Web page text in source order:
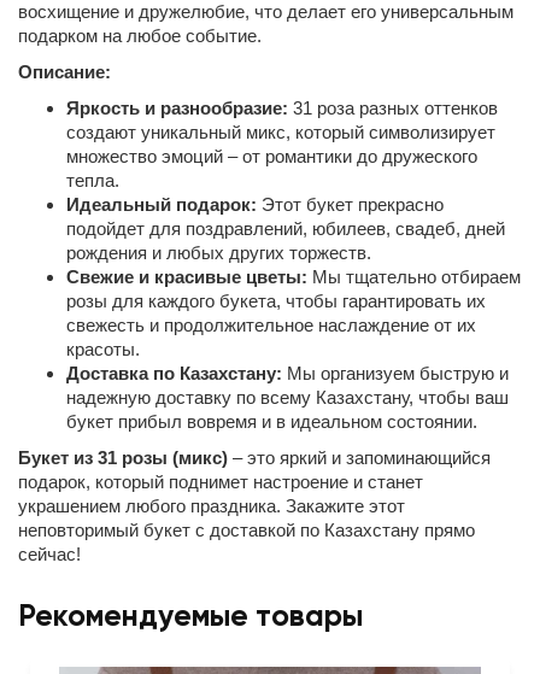
восхищение и дружелюбие, что делает его универсальным
подарком на любое событие.
Описание:
Яркость и разнообразие: 31 роза разных оттенков
создают уникальный микс, который символизирует
множество эмоций – от романтики до дружеского
тепла.
Идеальный подарок: Этот букет прекрасно
подойдет для поздравлений, юбилеев, свадеб, дней
рождения и любых других торжеств.
Свежие и красивые цветы: Мы тщательно отбираем
розы для каждого букета, чтобы гарантировать их
свежесть и продолжительное наслаждение от их
красоты.
Доставка по Казахстану: Мы организуем быструю и
надежную доставку по всему Казахстану, чтобы ваш
букет прибыл вовремя и в идеальном состоянии.
Букет из 31 розы (микс) – это яркий и запоминающийся
подарок, который поднимет настроение и станет
украшением любого праздника. Закажите этот
неповторимый букет с доставкой по Казахстану прямо
сейчас!
Рекомендуемые товары